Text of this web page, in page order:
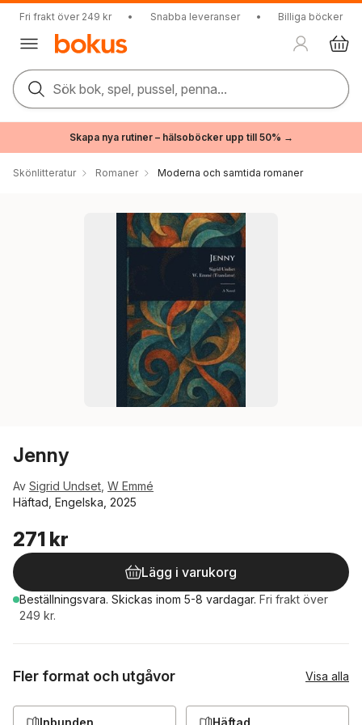
Fri frakt över 249 kr • Snabba leveranser • Billiga böcker
Sök bok, spel, pussel, penna...
Skapa nya rutiner – hälsoböcker upp till 50% →
Skönlitteratur Romaner Moderna och samtida romaner
Jenny
Av Sigrid Undset W Emmé
Häftad, Engelska, 2025
271 kr
Lägg i varukorg
Beställningsvara. Skickas inom 5-8 vardagar. Fri frakt över
249 kr.
Fler format och utgåvor Visa alla
Inbunden Häftad